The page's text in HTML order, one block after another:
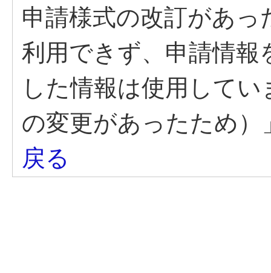
申請様式の改訂があ
利用できず、申請情報
した情報は使用して
の変更があったため
戻る